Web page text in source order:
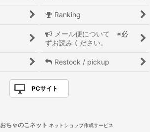
Ranking
メール便について ※必
ずお読みください。
Restock / pickup
PCサイト
おちゃのこネット ネットショップ作成サービス